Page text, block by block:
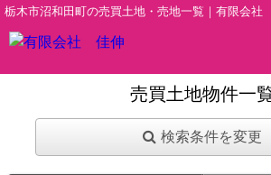
栃木市沼和田町の売買土地・売地一覧｜有限会
売買土地物件一
検索条件を変更